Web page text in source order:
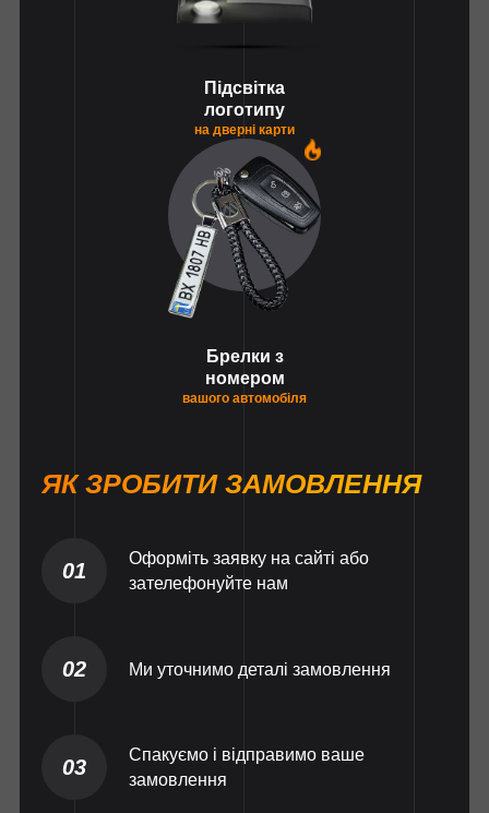
Підсвітка
логотипу
на дверні карти
Брелки з
номером
вашого автомобіля
ЯК ЗРОБИТИ ЗАМОВЛЕННЯ
01
Оформіть заявку на сайті або
зателефонуйте нам
02 Ми уточнимо деталі замовлення
03
Спакуємо і відправимо ваше
замовлення